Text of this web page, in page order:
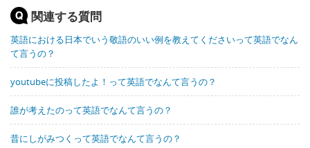
関連する質問
英語における日本でいう敬語のいい例を教えてくださいって英語でなん
て言うの？
youtubeに投稿したよ！って英語でなんて言うの？
誰が考えたのって英語でなんて言うの？
昔にしがみつくって英語でなんて言うの？